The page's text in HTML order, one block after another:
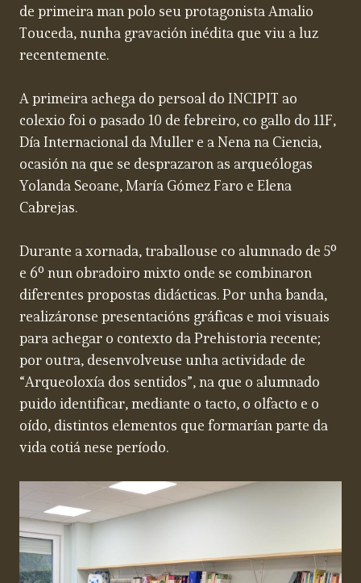
de primeira man polo seu protagonista Amalio
Touceda, nunha gravación inédita que viu a luz
recentemente.
A primeira achega do persoal do INCIPIT ao
colexio foi o pasado 10 de febreiro, co gallo do 11F,
Día Internacional da Muller e a Nena na Ciencia,
ocasión na que se desprazaron as arqueólogas
Yolanda Seoane, María Gómez Faro e Elena
Cabrejas.
Durante a xornada, traballouse co alumnado de 5º
e 6º nun obradoiro mixto onde se combinaron
diferentes propostas didácticas. Por unha banda,
realizáronse presentacións gráficas e moi visuais
para achegar o contexto da Prehistoria recente;
por outra, desenvolveuse unha actividade de
“Arqueoloxía dos sentidos”, na que o alumnado
puido identificar, mediante o tacto, o olfacto e o
oído, distintos elementos que formarían parte da
vida cotiá nese período.